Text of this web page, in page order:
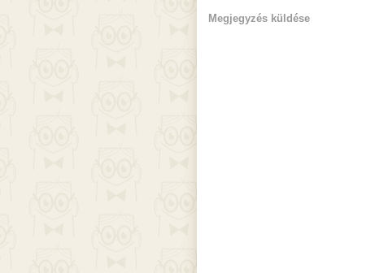
Megjegyzés küldése